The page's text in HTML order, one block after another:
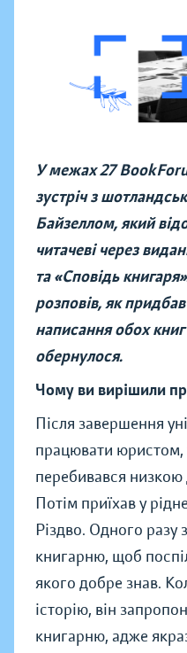
У межах 27
зустріч з
Байзеллом, який
читачеві через
та «Сповідь
розповів, як
написання обох
обернулося.
Чому ви вирішили
Після завершення
працювати юристом,
перебивався низкою
Потім приїхав у
Різдво. Одного разу
книгарню, щоб
якого добре знав.
історію, він
книгарню, адже